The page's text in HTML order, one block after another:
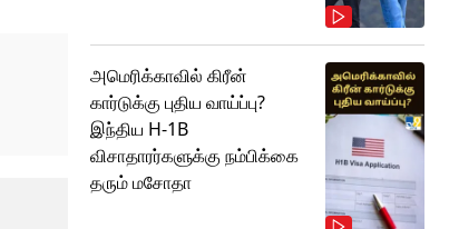
அமெரிக்காவில் கிரீன்
கார்டுக்கு புதிய வாய்ப்பு?
இந்திய H-1B
விசாதாரர்களுக்கு நம்பிக்கை
தரும் மசோதா